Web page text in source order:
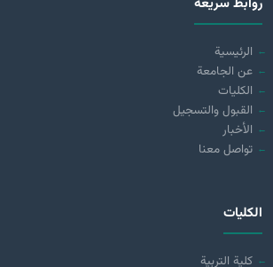
الرئيسية
عن الجامعة
الكليات
القبول والتسجيل
الأخبار
تواصل معنا
الكليات
كلية التربية